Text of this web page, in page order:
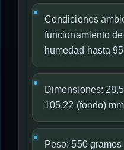
Condiciones
funcionamiento de
humedad hasta
Dimensiones:
105,22 (fondo) mm
Peso: 550 gramos